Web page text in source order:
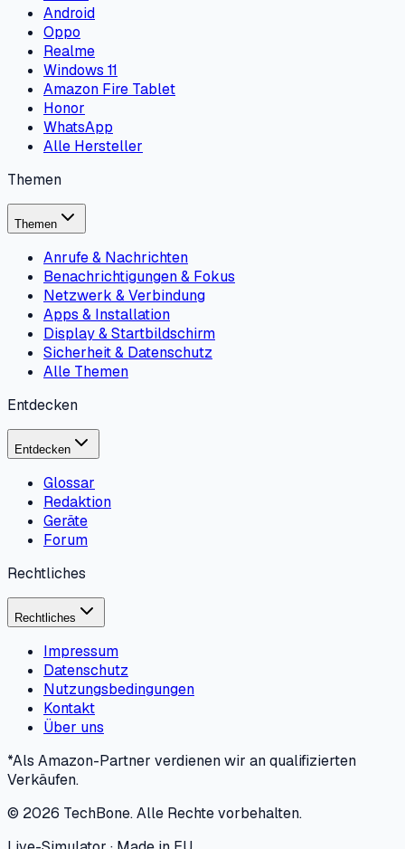
Android
Oppo
Realme
Windows 11
Amazon Fire Tablet
Honor
WhatsApp
Alle Hersteller
Themen
Themen
Anrufe & Nachrichten
Benachrichtigungen & Fokus
Netzwerk & Verbindung
Apps & Installation
Display & Startbildschirm
Sicherheit & Datenschutz
Alle Themen
Entdecken
Entdecken
Glossar
Redaktion
Geräte
Forum
Rechtliches
Rechtliches
Impressum
Datenschutz
Nutzungsbedingungen
Kontakt
Über uns
*Als Amazon-Partner verdienen wir an qualifizierten
Verkäufen.
© 2026 TechBone.Alle Rechte vorbehalten.